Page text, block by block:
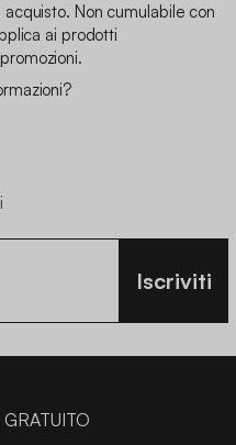
Non cumulabile con
ai prodotti
Iscriviti